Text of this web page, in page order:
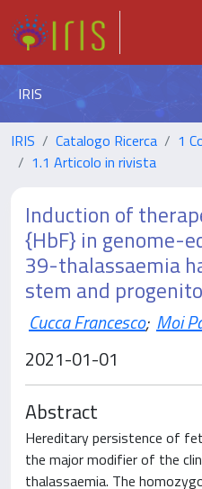
IRIS
IRIS Catalogo Ricerca
1
1.1 Articolo in rivista
Induction of
{HbF} in genome-
39-thalassaemia
stem and
Cucca Francesco; Moi
2021-01-01
Abstract
Hereditary persistence of
the major modifier of the
thalassaemia. The